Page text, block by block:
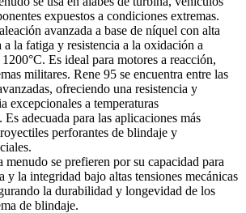
expuestos a condiciones extremas.
avanzada a base de níquel con alta
a la fatiga y resistencia a la oxidación a
Es ideal para motores a reacción,
militares. Rene 95 se encuentra entre las
ofreciendo una resistencia y
excepcionales a temperaturas
Es adecuada para las aplicaciones más
perforantes de blindaje y
menudo se prefieren por su capacidad para
y la integridad bajo altas tensiones mecánicas
la durabilidad y longevidad de los
de blindaje.